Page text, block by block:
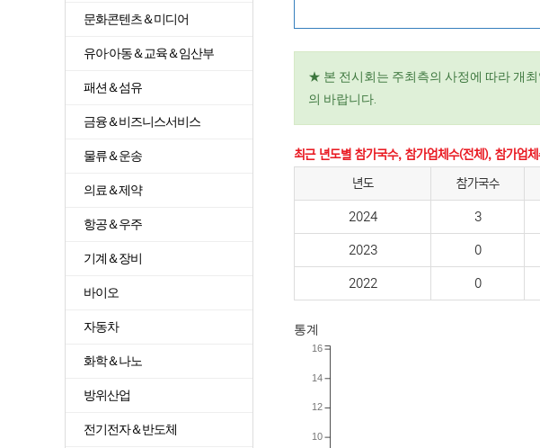
★ 본 전시회는 주최측의 사정에 따라 개
의 바랍니다.
최근 년도별 참가국수, 참가업체수(전체), 참가업
년도
참가국수
2024 3
2023 0
2022 0
통계
10
12
14
16
문화콘텐츠＆미디어
유아·아동＆교육＆임산부
패션＆섬유
금융＆비즈니스서비스
물류＆운송
의료＆제약
항공＆우주
기계＆장비
바이오
자동차
화학＆나노
방위산업
전기전자＆반도체